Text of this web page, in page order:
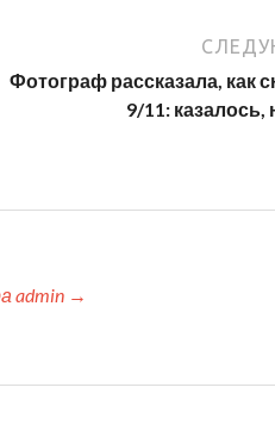
Фотограф рассказала, как
9/11:
admin →